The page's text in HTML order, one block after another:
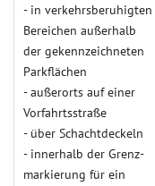
- in verkehrs­beruh­igten
Berei­chen außer­halb
der gekenn­zeich­neten
Park­flächen
- außer­orts auf einer
Vor­fahrts­straße
- über Schacht­­deckeln
- innerhalb der Grenz­
mar­kie­rung für ein